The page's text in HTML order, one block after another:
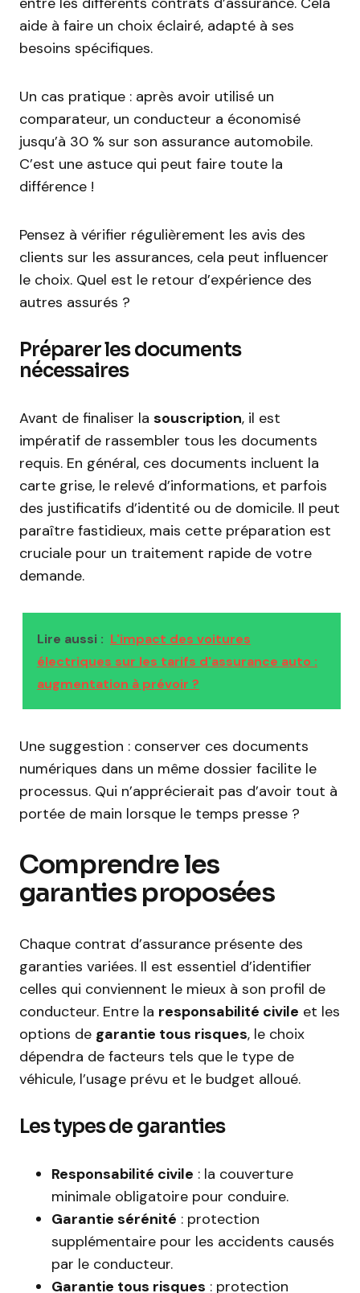
aide à faire un choix éclairé, adapté à ses
besoins spécifiques.
Un cas pratique : après avoir utilisé un
comparateur, un conducteur a économisé
jusqu’à 30 % sur son assurance automobile.
C’est une astuce qui peut faire toute la
différence !
Pensez à vérifier régulièrement les avis des
clients sur les assurances, cela peut influencer
le choix. Quel est le retour d’expérience des
autres assurés ?
Préparer les documents
nécessaires
Avant de finaliser la souscription, il est
impératif de rassembler tous les documents
requis. En général, ces documents incluent la
carte grise, le relevé d’informations, et parfois
des justificatifs d’identité ou de domicile. Il peut
paraître fastidieux, mais cette préparation est
cruciale pour un traitement rapide de votre
demande.
Lire aussi : L'impact des voitures
électriques sur les tarifs d'assurance auto :
augmentation à prévoir ?
Une suggestion : conserver ces documents
numériques dans un même dossier facilite le
processus. Qui n’apprécierait pas d’avoir tout à
portée de main lorsque le temps presse ?
Comprendre les
garanties proposées
Chaque contrat d’assurance présente des
garanties variées. Il est essentiel d’identifier
celles qui conviennent le mieux à son profil de
conducteur. Entre la responsabilité civile et les
options de garantie tous risques, le choix
dépendra de facteurs tels que le type de
véhicule, l’usage prévu et le budget alloué.
Les types de garanties
Responsabilité civile : la couverture
minimale obligatoire pour conduire.
Garantie sérénité : protection
supplémentaire pour les accidents causés
par le conducteur.
Garantie tous risques : protection